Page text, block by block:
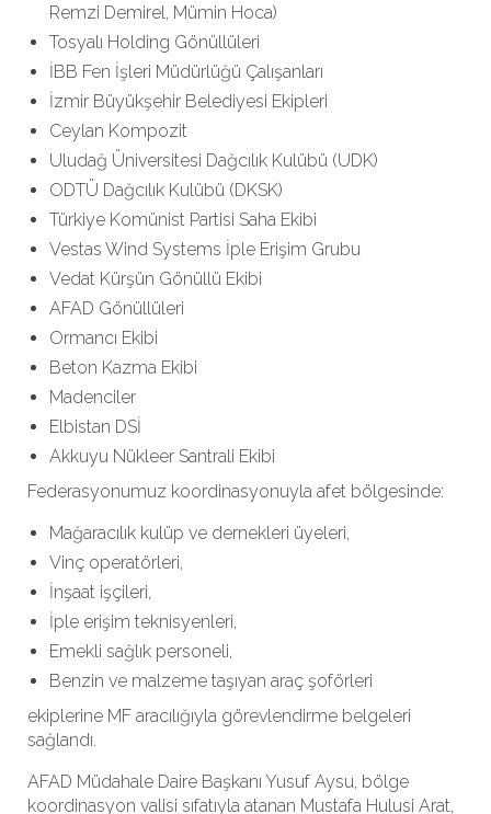
Remzi Demirel, Mümin Hoca)
Tosyalı Holding Gönüllüleri
İBB Fen İşleri Müdürlüğü Çalışanları
İzmir Büyükşehir Belediyesi Ekipleri
Ceylan Kompozit
Uludağ Üniversitesi Dağcılık Kulübü (UDK)
ODTÜ Dağcılık Kulübü (DKSK)
Türkiye Komünist Partisi Saha Ekibi
Vestas Wind Systems İple Erişim Grubu
Vedat Kürşün Gönüllü Ekibi
AFAD Gönüllüleri
Ormancı Ekibi
Beton Kazma Ekibi
Madenciler
Elbistan DSİ
Akkuyu Nükleer Santrali Ekibi
Federasyonumuz koordinasyonuyla afet bölgesinde:
Mağaracılık kulüp ve dernekleri üyeleri,
Vinç operatörleri,
İnşaat işçileri,
İple erişim teknisyenleri,
Emekli sağlık personeli,
Benzin ve malzeme taşıyan araç şoförleri
ekiplerine MF aracılığıyla görevlendirme belgeleri
sağlandı.
AFAD Müdahale Daire Başkanı Yusuf Aysu, bölge
koordinasyon valisi sıfatıyla atanan Mustafa Hulusi Arat,